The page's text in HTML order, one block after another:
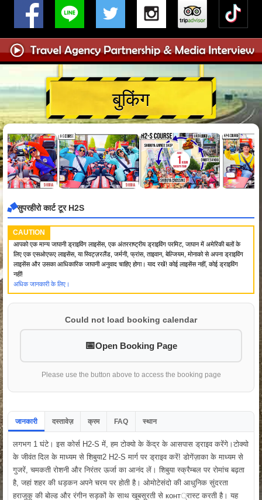
बुकिंग
सुपरहीरो कार्ट टूर H2S
CAUTION
आपको एक मान्य जापानी ड्राइविंग लाइसेंस, एक अंतरराष्ट्रीय ड्राइविंग परमिट, जापान में अमेरिकी बलों के
लिए एक एसओएफए लाइसेंस, या स्विट्ज़रलैंड, जर्मनी, फ्रांस, ताइवान, बेल्जियम, मोनाको से अपना ड्राइविंग
लाइसेंस और उसका आधिकारिक जापानी अनुवाद चाहिए होगा। याद रखें! कोई लाइसेंस नहीं, कोई ड्राइविंग
नहीं!
अधिक जानकारी के लिए।
Could not load booking calendar
Open Booking Page
Please use the button above to access the booking page
जानकारी दस्तावेज़ क्रम FAQ स्थान
लगभग 1 घंटे। इस कोर्स H2-S में, हम टोक्यो के केंद्र के आसपास ड्राइव करेंगे।टोक्यो
के जीवंत दिल के माध्यम से शिबुया2 H2-S मार्ग पर ड्राइव करें! डोगेंज़ाका के माध्यम से
गुजरें, चमकती रोशनी और निरंतर ऊर्जा का आनंद लें। शिबुया स्क्रैम्बल पर रोमांच बढ़ता
है, जहां शहर की धड़कन अपने चरम पर होती है। ओमोटेसंदो की आधुनिक सुंदरता
हराजुकू की बोल्ड और रंगीन सड़कों के साथ खूबसूरती से конт्रास्ट करती है। यह